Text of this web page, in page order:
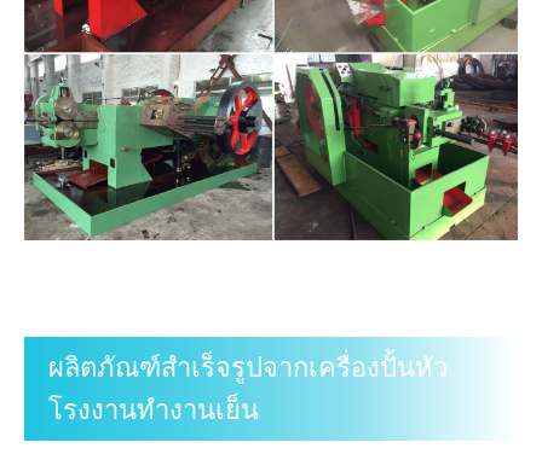
ผลิตภัณฑ์สำเร็จรูปจากเครื่องปั้นหัว
โรงงานทำงานเย็น